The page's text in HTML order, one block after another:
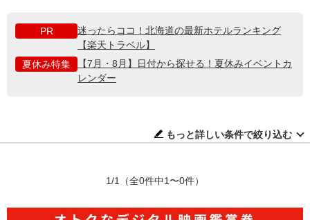
PR
迷ったらココ！北海道の最新ホテルランキング
【楽天トラベル】
夏休み特集
【7月・8月】日付から探せる！夏休みイベントカ
レンダー
もっと詳しい条件で絞り込む
1/1 （全0件中1〜0件）